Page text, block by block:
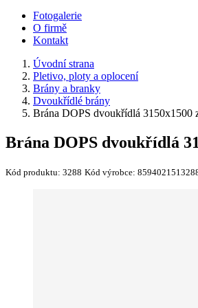
Fotogalerie
O firmě
Kontakt
Úvodní strana
Pletivo, ploty a oplocení
Brány a branky
Dvoukřídlé brány
Brána DOPS dvoukřídlá 3150x1500
Brána DOPS dvoukřídlá
Kód produktu: 3288 Kód výrobce: